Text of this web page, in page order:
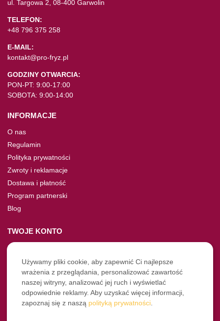
ul. Targowa 2, 08-400 Garwolin
TELEFON:
+48 796 375 258
E-MAIL:
kontakt@pro-fryz.pl
GODZINY OTWARCIA:
PON-PT: 9:00-17:00
SOBOTA: 9:00-14:00
INFORMACJE
O nas
Regulamin
Polityka prywatności
Zwroty i reklamacje
Dostawa i płatność
Program partnerski
Blog
TWOJE KONTO
Moje konto
Nie pamiętasz hasła?
Twoje zamówienia
NASZE SOCIALE
Używamy pliki cookie, aby zapewnić Ci najlepsze
wrażenia z przeglądania, personalizować zawartość
naszej witryny, analizować jej ruch i wyświetlać
odpowiednie reklamy. Aby uzyskać więcej informacji,
zapoznaj się z naszą polityką prywatności